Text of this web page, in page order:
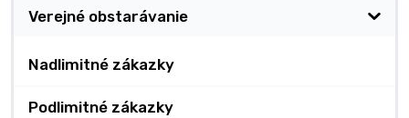
Verejné obstarávanie
Nadlimitné zákazky
Podlimitné zákazky